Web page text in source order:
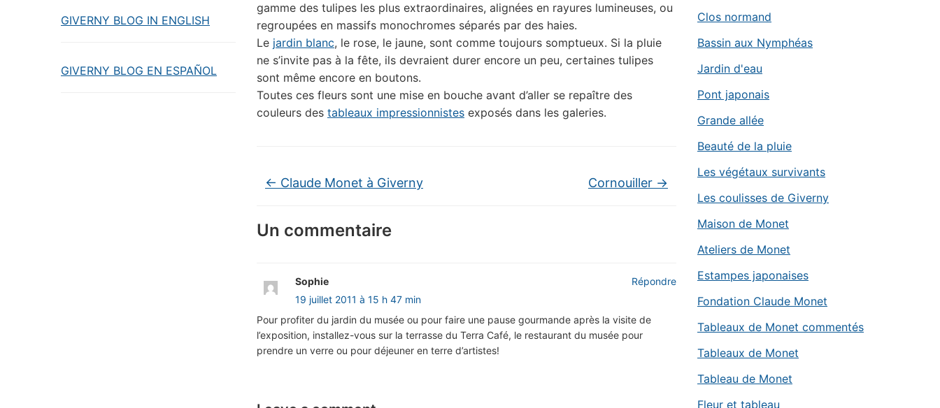
GIVERNY BLOG IN ENGLISH
GIVERNY BLOG EN ESPAÑOL
gamme des tulipes les plus extraordinaires, alignées en rayures lumineuses, ou
regroupées en massifs monochromes séparés par des haies.
Le jardin blanc, le rose, le jaune, sont comme toujours somptueux. Si la pluie
ne s’invite pas à la fête, ils devraient durer encore un peu, certaines tulipes
sont même encore en boutons.
Toutes ces fleurs sont une mise en bouche avant d’aller se repaître des
couleurs des tableaux impressionnistes exposés dans les galeries.
← Claude Monet à Giverny Cornouiller →
Un commentaire
Sophie
19 juillet 2011 à 15 h 47 min
Pour profiter du jardin du musée ou pour faire une pause gourmande après la visite de
l’exposition, installez-vous sur la terrasse du Terra Café, le restaurant du musée pour
prendre un verre ou pour déjeuner en terre d’artistes!
Répondre
Clos normand
Bassin aux Nymphéas
Jardin d'eau
Pont japonais
Grande allée
Beauté de la pluie
Les végétaux survivants
Les coulisses de Giverny
Maison de Monet
Ateliers de Monet
Estampes japonaises
Fondation Claude Monet
Tableaux de Monet commentés
Tableaux de Monet
Tableau de Monet
Fleur et tableau